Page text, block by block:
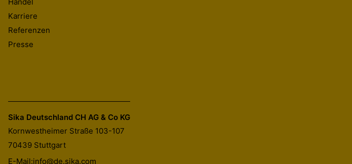
Karriere
Referenzen
Presse
Sika Deutschland CH AG & Co KG
Kornwestheimer Straße 103-107
70439 Stuttgart
E-Mail:info@de.sika.com